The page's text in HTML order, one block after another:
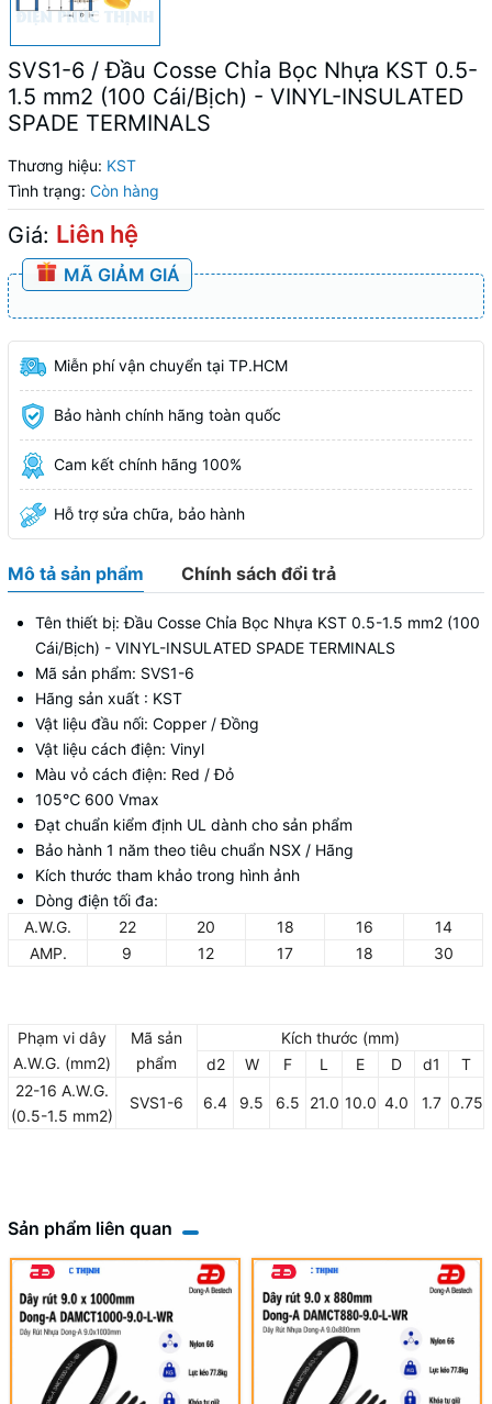
SVS1-6 / Đầu Cosse Chỉa Bọc Nhựa KST 0.5-
1.5 mm2 (100 Cái/Bịch) - VINYL-INSULATED
SPADE TERMINALS
Thương hiệu: KST
Tình trạng: Còn hàng
Giá: Liên hệ
MÃ GIẢM GIÁ
Miễn phí vận chuyển tại TP.HCM
Bảo hành chính hãng toàn quốc
Cam kết chính hãng 100%
Hỗ trợ sửa chữa, bảo hành
Mô tả sản phẩm Chính sách đổi trả
Tên thiết bị: Đầu Cosse Chỉa Bọc Nhựa KST 0.5-1.5 mm2 (100
Cái/Bịch) - VINYL-INSULATED SPADE TERMINALS
Mã sản phẩm: SVS1-6
Hãng sản xuất : KST
Vật liệu đầu nối: Copper / Đồng
Vật liệu cách điện: Vinyl
Màu vỏ cách điện: Red / Đỏ
105℃ 600 Vmax
Đạt chuẩn kiểm định UL dành cho sản phẩm
Bảo hành 1 năm theo tiêu chuẩn NSX / Hãng
Kích thước tham khảo trong hình ảnh
Dòng điện tối đa:
A.W.G.
22 20 18 16
14
AMP.
9 12 17 18 30
Phạm vi dây
A.W.G. (mm2)
Mã sản
phẩm
Kích thước (mm)
d2
W F L E D d1
T
22-16 A.W.G.
(0.5-1.5 mm2)
SVS1-6 6.4 9.5 6.5 21.0 10.0 4.0 1.7 0.75
Sản phẩm liên quan